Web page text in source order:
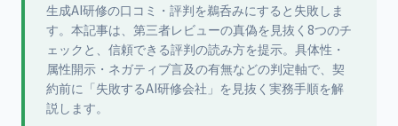
生成AI研修の口コミ・評判を鵜呑みにすると失敗しま
す。本記事は、第三者レビューの真偽を見抜く8つのチ
ェックと、信頼できる評判の読み方を提示。具体性・
属性開示・ネガティブ言及の有無などの判定軸で、契
約前に「失敗するAI研修会社」を見抜く実務手順を解
説します。